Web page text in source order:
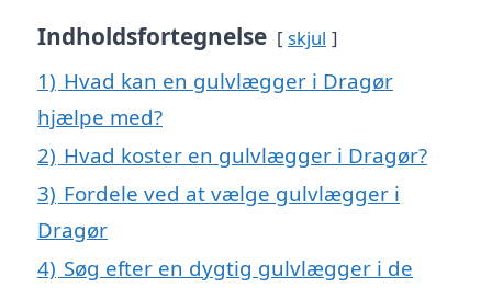
Indholdsfortegnelse skjul
1) Hvad kan en gulvlægger i Dragør
hjælpe med?
2) Hvad koster en gulvlægger i Dragør?
3) Fordele ved at vælge gulvlægger i
Dragør
4) Søg efter en dygtig gulvlægger i de